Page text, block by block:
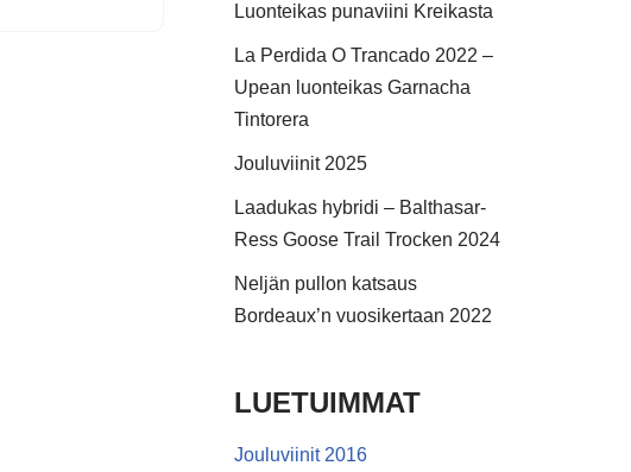
Luonteikas punaviini Kreikasta
La Perdida O Trancado 2022 –
Upean luonteikas Garnacha
Tintorera
Jouluviinit 2025
Laadukas hybridi – Balthasar-
Ress Goose Trail Trocken 2024
Neljän pullon katsaus
Bordeaux’n vuosikertaan 2022
LUETUIMMAT
Jouluviinit 2016